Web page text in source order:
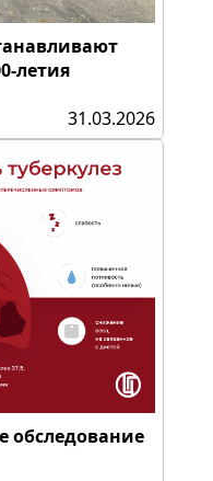
летия
31.03.2026
обследование